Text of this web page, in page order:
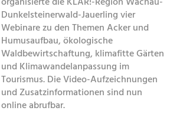
and Positioning
Research.
Dunkelsteinerwald-Jauerling vier
Webinare zu den Themen Acker und
Humusaufbau, ökologische
Waldbewirtschaftung, klimafitte Gärten
und Klimawandelanpassung im
Tourismus. Die Video-Aufzeichnungen
und Zusatzinformationen sind nun
online abrufbar.